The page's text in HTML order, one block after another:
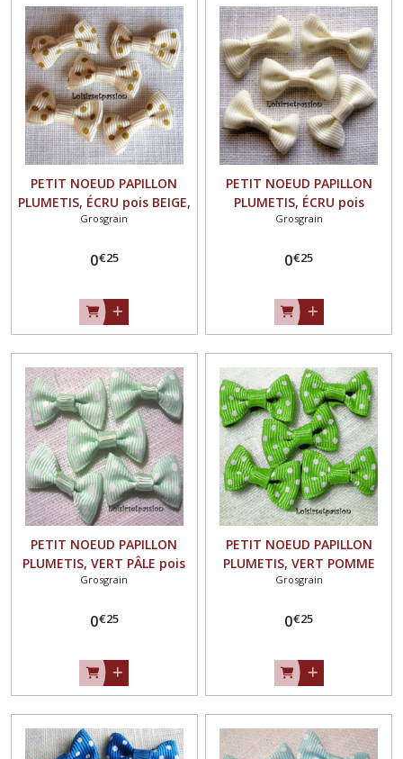
PETIT NOEUD PAPILLON
PLUMETIS, ÉCRU pois BEIGE,
Applique en Ruban Gros
l'unité, Couture,
N°02
Grosgrain
0€25
PETIT NOEUD PAPILLON
PLUMETIS, ÉCRU pois
BLANC, Applique en Ruban
Vendu à l'unité, Couture,
N°02
Grosgrain
0€25
PETIT NOEUD PAPILLON
PLUMETIS, VERT PÂLE pois
BLANC, Applique en Ruban
Vendu à l'unité, Couture,
N°02
Grosgrain
0€25
PETIT NOEUD PAPILLON
PLUMETIS, VERT POMME
pois BLANC, Applique en
mm, Vendu à l'unité,
Carterie - N°02
Grosgrain
0€25